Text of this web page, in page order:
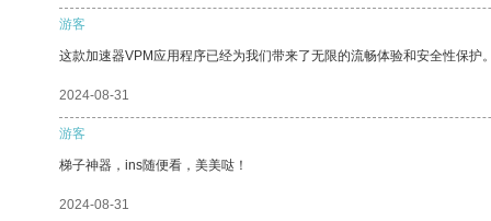
游客
这款加速器VPM应用程序已经为我们带来了无限的流畅体验和安全性保护
2024-08-31
游客
梯子神器，ins随便看，美美哒！
2024-08-31